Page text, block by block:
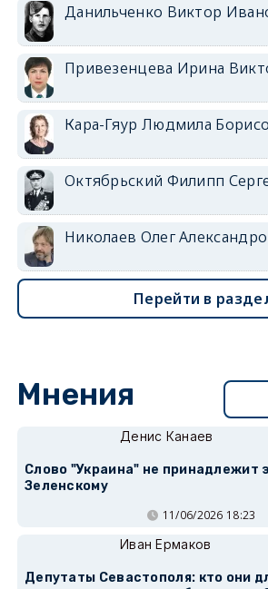
Данильченко Виктор
Привезенцева Ирина
Кара-Гяур Людмила
Октябрьский Филипп
Николаев Олег
Перейти в
Мнения
Денис Канаев
Слово "Украина" не принадлежит
Зеленскому
11/06/2026 18:23
Иван Ермаков
Депутаты Севастополя: кто они